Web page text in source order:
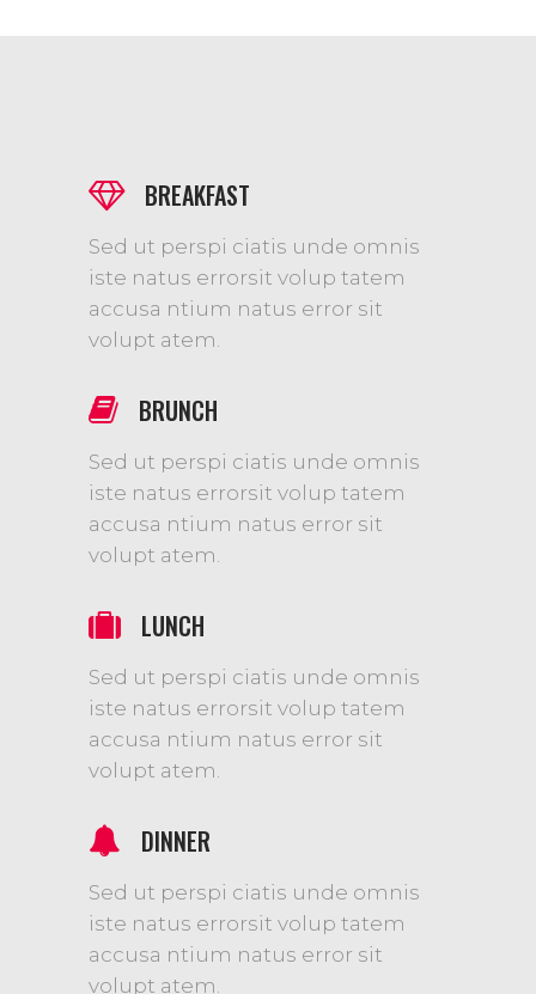
BREAKFAST
Sed ut perspi ciatis unde omnis
iste natus errorsit volup tatem
accusa ntium natus error sit
volupt atem.
BRUNCH
Sed ut perspi ciatis unde omnis
iste natus errorsit volup tatem
accusa ntium natus error sit
volupt atem.
LUNCH
Sed ut perspi ciatis unde omnis
iste natus errorsit volup tatem
accusa ntium natus error sit
volupt atem.
DINNER
Sed ut perspi ciatis unde omnis
iste natus errorsit volup tatem
accusa ntium natus error sit
volupt atem.